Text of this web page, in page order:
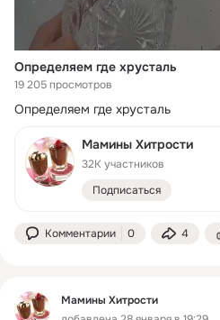
Определяем где хрусталь
19 205 просмотров
Определяем где хрусталь
Мамины Хитрости
32K участников
Подписаться
Комментарии 0 4
Мамины Хитрости